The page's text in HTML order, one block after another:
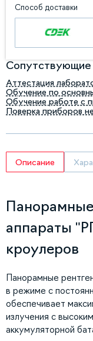
Способ доставки
Сопутствующие
Аттестация
Обучение по
Обучение работе с
Поверка приборов
Описание
аппараты
кроулеров
Панорамные
в режиме с
обеспечивает
излучения с
аккумуляторной